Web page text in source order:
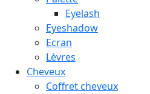
Eyelash
Eyeshadow
Ecran
Lèvres
Cheveux
Coffret cheveux